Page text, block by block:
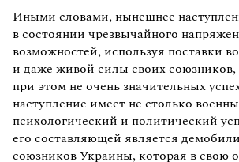
Иными словами, нынешнее
в состоянии чрезвычайного
возможностей, используя поставки
и даже живой силы своих союзников,
при этом не очень значительных
наступление имеет не столько
психологический и политический
его составляющей является
союзников Украины, которая в свою